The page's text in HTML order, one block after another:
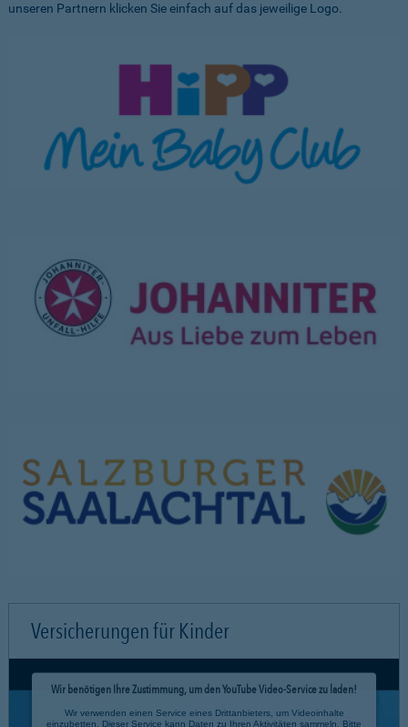
unseren Partnern klicken Sie einfach auf das jeweilige Logo.
Versicherungen für Kinder
Wir benötigen Ihre Zustimmung, um den YouTube Video-Service zu laden!
Wir verwenden einen Service eines Drittanbieters, um Videoinhalte
einzubetten. Dieser Service kann Daten zu Ihren Aktivitäten sammeln. Bitte